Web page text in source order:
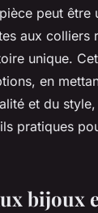
de lecture
peut être
aux colliers
unique.
en
et du
pratiques
bijoux